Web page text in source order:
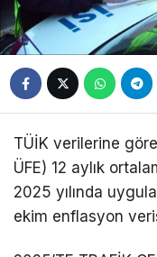
TÜİK verilerine
ÜFE) 12 aylık
2025 yılında
ekim enflasyon